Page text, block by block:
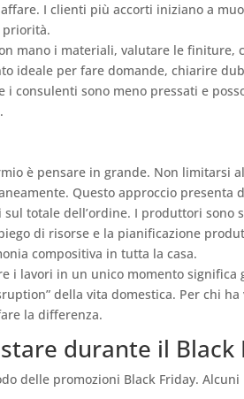
I clienti più accorti iniziano a
priorità.
mano i materiali, valutare le finiture,
ideale per fare domande, chiarire
consulenti sono meno pressati e
è pensare in grande. Non limitarsi
Questo approccio presenta
totale dell’ordine. I produttori sono
di risorse e la pianificazione
compositiva in tutta la casa.
i lavori in un unico momento significa
della vita domestica. Per chi ha
la differenza.
durante il Black
delle promozioni Black Friday.